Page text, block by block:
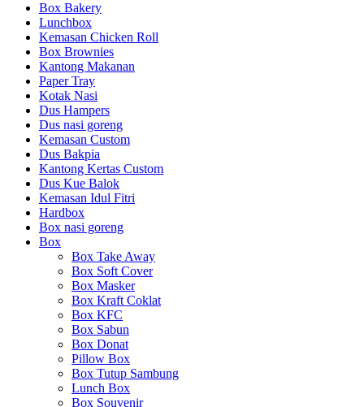
Box Bakery
Lunchbox
Kemasan Chicken Roll
Box Brownies
Kantong Makanan
Paper Tray
Kotak Nasi
Dus Hampers
Dus nasi goreng
Kemasan Custom
Dus Bakpia
Kantong Kertas Custom
Dus Kue Balok
Kemasan Idul Fitri
Hardbox
Box nasi goreng
Box
Box Take Away
Box Soft Cover
Box Masker
Box Kraft Coklat
Box KFC
Box Sabun
Box Donat
Pillow Box
Box Tutup Sambung
Lunch Box
Box Souvenir